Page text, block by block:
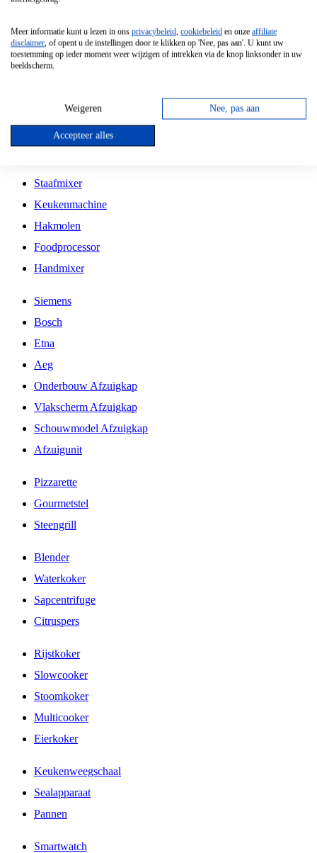
Vrijstaande Magnetron
Vrijstaande Kookplaat
Inbouw Gaskookplaat
Inbouw Keramische Kookplaat
Kookplaat Accessoires
Staafmixer
Keukenmachine
Hakmolen
Foodprocessor
Handmixer
Siemens
Bosch
Etna
Aeg
Onderbouw Afzuigkap
Vlakscherm Afzuigkap
Schouwmodel Afzuigkap
Afzuigunit
Pizzarette
Gourmetstel
Steengrill
Blender
Waterkoker
Sapcentrifuge
Citruspers
Rijstkoker
Slowcooker
Stoomkoker
Multicooker
Eierkoker
Keukenweegschaal
Sealapparaat
Pannen
Smartwatch
Meer informatie kunt u lezen in ons privacybeleid, cookiebeleid en onze affiliate
disclaimer, of opent u de instellingen door te klikken op 'Nee, pas aan'. U kunt uw
toestemming op ieder moment weer wijzigen of intrekken via de knop linksonder in uw
beeldscherm.
Weigeren Nee, pas aan
Accepteer alles